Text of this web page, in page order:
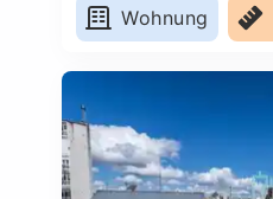
Wohnung